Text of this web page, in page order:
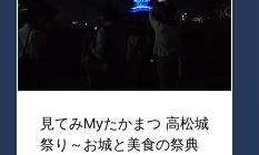
見てみMyたかまつ 高松城
祭り～お城と美食の祭典